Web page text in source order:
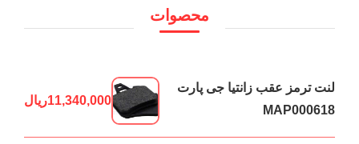
محصوات
لنت ترمز عقب زانتیا جی پارت
MAP000618
11,340,000ریال